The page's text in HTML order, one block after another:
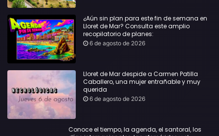
¿Aún sin plan para este fin de semana en
Lloret de Mar? Consulta este amplio
recopilatorio de planes:
6 de agosto de 2026
Lloret de Mar despide a Carmen Patilla
Caballero, una mujer entrañable y muy
querida
6 de agosto de 2026
Conoce el tiempo, la agenda, el santoral, los